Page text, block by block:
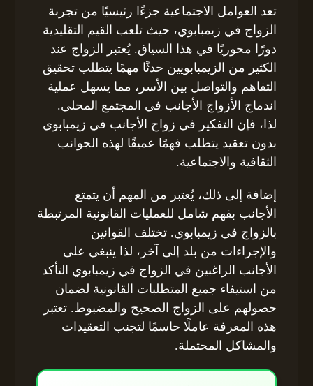
تعد العوامل الاجتماعية جزءًا رئيسيًا من تجربة
الزواج في زيمبابوي، حيث تلعب القيم التقليدية
دورًا محوريًا في هذا السياق. يُعتبر الزواج عند
الكثير من الزيمبابويين حدثًا مهمًا يتطلب تحقيق
التفاهم والتواصل بين الأسر، مما يسهل عملية
اندماج الأزواج الأجانب في المجتمع المحلي.
لذا، فإن التفكير في زواج الأجانب في زيمبابوي
بدون تعقيد يتطلب فهمًا عميقًا لهذه الجوانب
الثقافية والاجتماعية.
إضافة إلى ذلك، يُعتبر من المهم أن يتمتع
الأجانب بفهم شامل للعمليات القانونية المرتبطة
بالزواج في زيمبابوي. تختلف القوانين
والإجراءات من بلد إلى آخر، لذا ينبغي على
الأجانب الراغبين في الزواج في زيمبابوي التأكد
من استيفاء جميع المتطلبات القانونية لضمان
حصولهم على الزواج الصحيح والمضبوط. تعتبر
هذه المعرفة عاملًا حاسمًا لتجنب التعقيدات
والمشاكل المحتملة.